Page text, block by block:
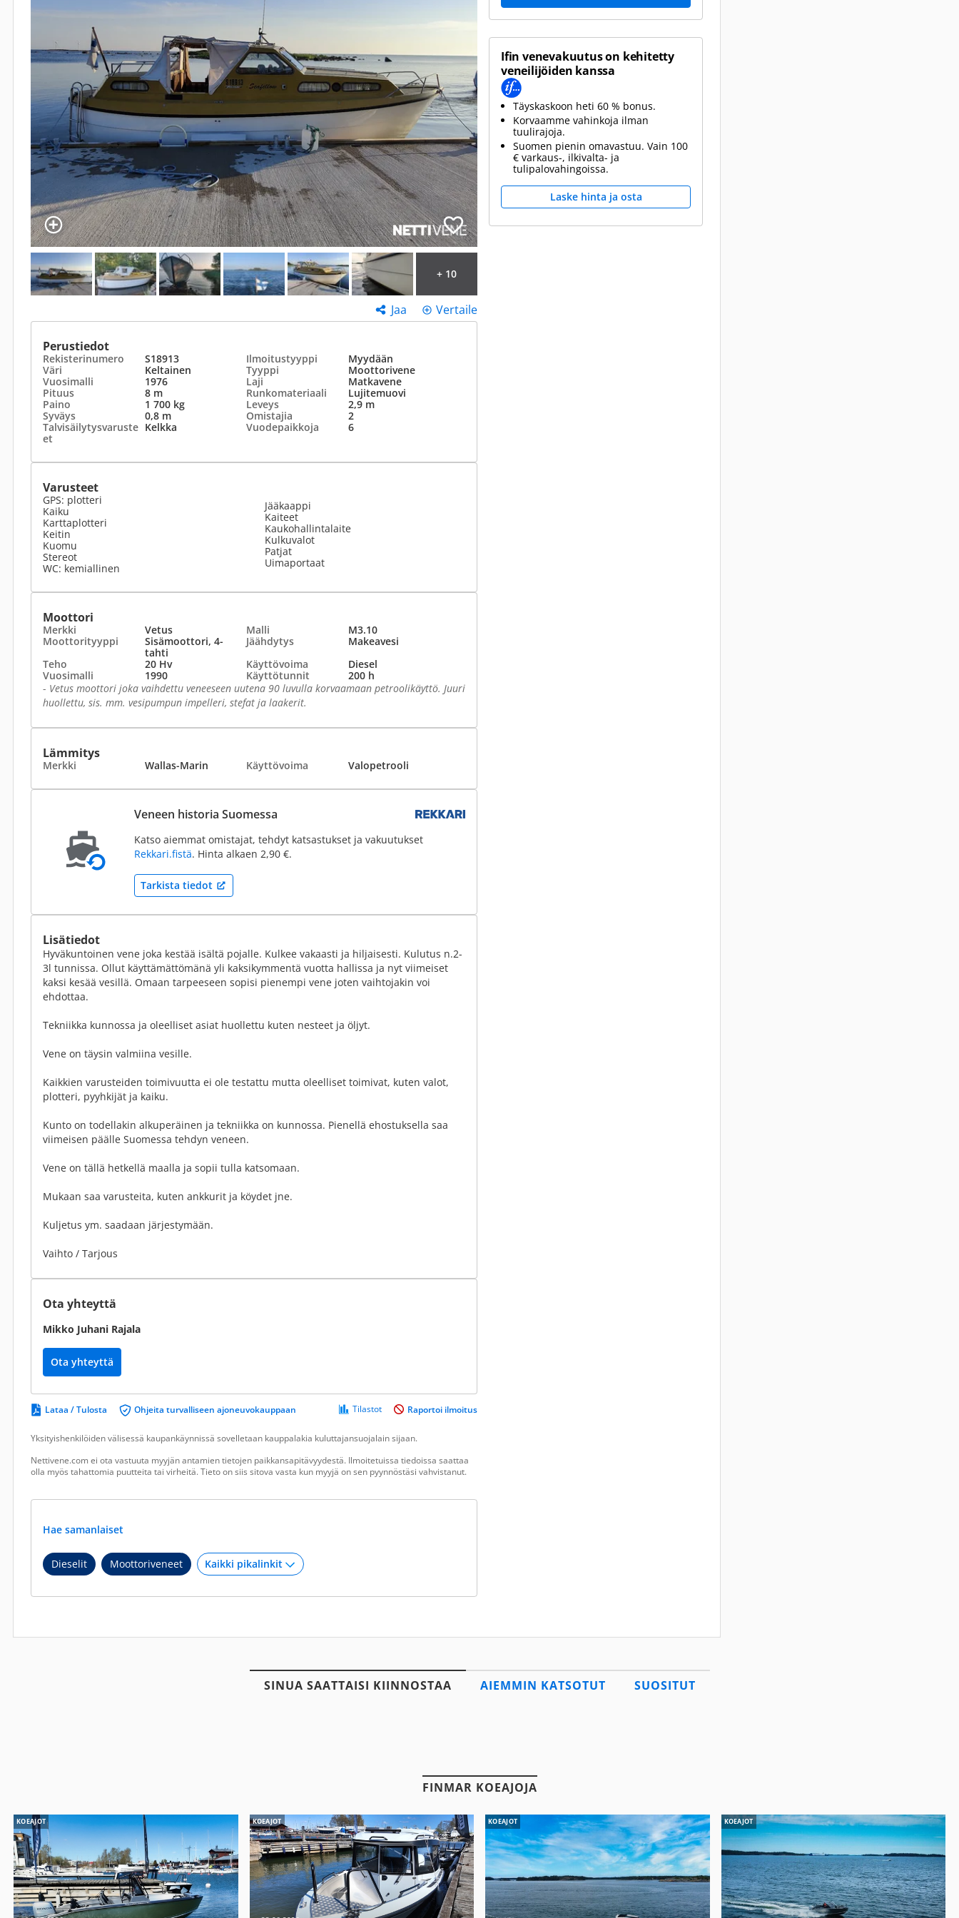
+ 10
Jaa Vertaile
Perustiedot
Rekisterinumero S18913 Ilmoitustyyppi
Myydään
Väri
Keltainen Tyyppi
Moottorivene
Vuosimalli
1976 Laji
Matkavene
Pituus
8 m Runkomateriaali
Lujitemuovi
Paino
1 700 kg Leveys
2,9 m
Syväys
0,8 m Omistajia
2
Talvisäilytysvaruste
et
Kelkka Vuodepaikkoja 6
Varusteet
GPS: plotteri
Kaiku
Karttaplotteri
Keitin
Kuomu
Stereot
WC: kemiallinen
Jääkaappi
Kaiteet
Kaukohallintalaite
Kulkuvalot
Patjat
Uimaportaat
Moottori
Merkki Vetus Malli
M3.10
Moottorityyppi
Sisämoottori, 4-
tahti
Jäähdytys
Makeavesi
Teho
20 Hv Käyttövoima
Diesel
Vuosimalli
1990 Käyttötunnit
200 h
- Vetus moottori joka vaihdettu veneeseen uutena 90 luvulla korvaamaan petroolikäyttö. Juuri
huollettu, sis. mm. vesipumpun impelleri, stefat ja laakerit.
Lämmitys
Merkki Wallas-Marin Käyttövoima Valopetrooli
Veneen historia Suomessa
Katso aiemmat omistajat, tehdyt katsastukset ja vakuutukset
Rekkari.fistä. Hinta alkaen 2,90 €.
Tarkista tiedot
Lisätiedot
Hyväkuntoinen vene joka kestää isältä pojalle. Kulkee vakaasti ja hiljaisesti. Kulutus n.2-
3l tunnissa. Ollut käyttämättömänä yli kaksikymmentä vuotta hallissa ja nyt viimeiset
kaksi kesää vesillä. Omaan tarpeeseen sopisi pienempi vene joten vaihtojakin voi
ehdottaa.
Tekniikka kunnossa ja oleelliset asiat huollettu kuten nesteet ja öljyt.
Vene on täysin valmiina vesille.
Kaikkien varusteiden toimivuutta ei ole testattu mutta oleelliset toimivat, kuten valot,
plotteri, pyyhkijät ja kaiku.
Kunto on todellakin alkuperäinen ja tekniikka on kunnossa. Pienellä ehostuksella saa
viimeisen päälle Suomessa tehdyn veneen.
Vene on tällä hetkellä maalla ja sopii tulla katsomaan.
Mukaan saa varusteita, kuten ankkurit ja köydet jne.
Kuljetus ym. saadaan järjestymään.
Vaihto / Tarjous
Ota yhteyttä
Mikko Juhani Rajala
Ota yhteyttä
Lataa / Tulosta Ohjeita turvalliseen ajoneuvokauppaan Tilastot Raportoi ilmoitus
Yksityishenkilöiden välisessä kaupankäynnissä sovelletaan kauppalakia kuluttajansuojalain sijaan.
Nettivene.com ei ota vastuuta myyjän antamien tietojen paikkansapitävyydestä. Ilmoitetuissa tiedoissa saattaa
olla myös tahattomia puutteita tai virheitä. Tieto on siis sitova vasta kun myyjä on sen pyynnöstäsi vahvistanut.
Hae samanlaiset
Dieselit Moottoriveneet
Ifin venevakuutus on kehitetty
veneilijöiden kanssa
Täyskaskoon heti 60 % bonus.
Korvaamme vahinkoja ilman
tuulirajoja.
Suomen pienin omavastuu. Vain 100
€ varkaus-, ilkivalta- ja
tulipalovahingoissa.
Laske hinta ja osta
SINUA SAATTAISI KIINNOSTAA AIEMMIN KATSOTUT SUOSITUT
FINMAR KOEAJOJA
KOEAJOT KOEAJOT KOEAJOT KOEAJOT